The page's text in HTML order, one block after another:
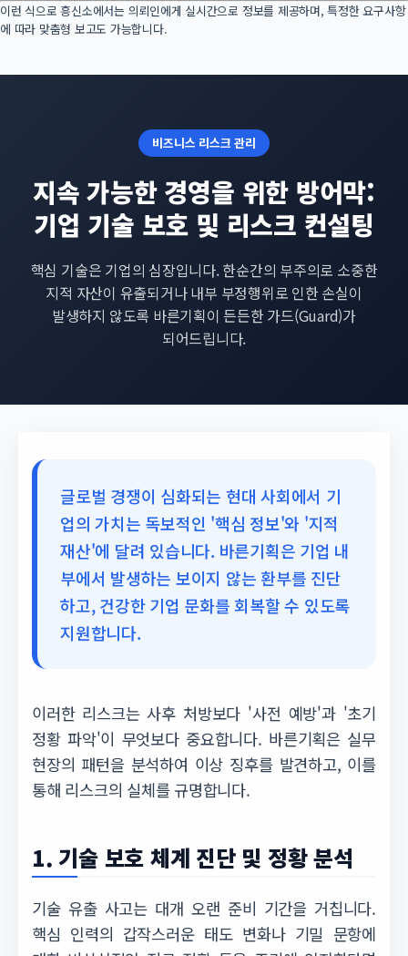
이런 식으로 흥신소에서는 의뢰인에게 실시간으로 정보를 제공하며, 특정한 요구사항
에 따라 맞춤형 보고도 가능합니다.
비즈니스 리스크 관리
지속 가능한 경영을 위한 방어막:
기업 기술 보호 및 리스크 컨설팅
핵심 기술은 기업의 심장입니다. 한순간의 부주의로 소중한
지적 자산이 유출되거나 내부 부정행위로 인한 손실이
발생하지 않도록 바른기획이 든든한 가드(Guard)가
되어드립니다.
글로벌 경쟁이 심화되는 현대 사회에서 기
업의 가치는 독보적인 '핵심 정보'와 '지적
재산'에 달려 있습니다. 바른기획은 기업 내
부에서 발생하는 보이지 않는 환부를 진단
하고, 건강한 기업 문화를 회복할 수 있도록
지원합니다.
이러한 리스크는 사후 처방보다 '사전 예방'과 '초기
정황 파악'이 무엇보다 중요합니다. 바른기획은 실무
현장의 패턴을 분석하여 이상 징후를 발견하고, 이를
통해 리스크의 실체를 규명합니다.
1. 기술 보호 체계 진단 및 정황 분석
기술 유출 사고는 대개 오랜 준비 기간을 거칩니다.
핵심 인력의 갑작스러운 태도 변화나 기밀 문항에